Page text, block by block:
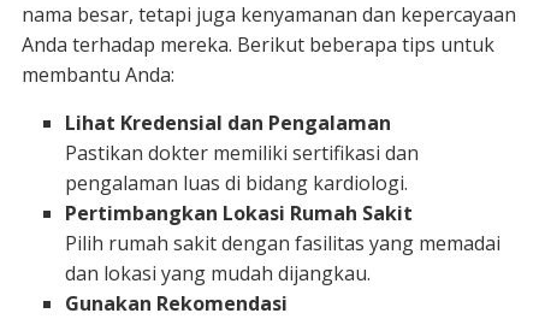
nama besar, tetapi juga kenyamanan dan kepercayaan
Anda terhadap mereka. Berikut beberapa tips untuk
membantu Anda:
Lihat Kredensial dan Pengalaman
Pastikan dokter memiliki sertifikasi dan
pengalaman luas di bidang kardiologi.
Pertimbangkan Lokasi Rumah Sakit
Pilih rumah sakit dengan fasilitas yang memadai
dan lokasi yang mudah dijangkau.
Gunakan Rekomendasi